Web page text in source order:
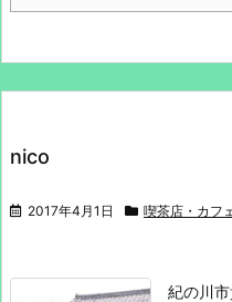
nico
2017年4月1日 喫茶店・カフ
紀の川